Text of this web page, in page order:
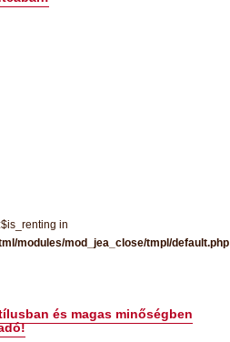
in
modules/mod_jea_close/tmpl/default.php
és magas minőségben